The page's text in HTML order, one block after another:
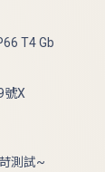
T4 Gb
號X
測試~